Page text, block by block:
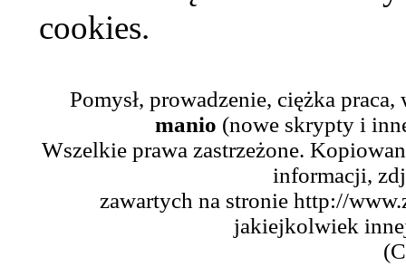
cookies.
Pomysł, prowadzenie, ciężka
manio (nowe skrypty i
Wszelkie prawa zastrzeżone.
informacji,
zawartych na stronie http://
jakiejkolwiek